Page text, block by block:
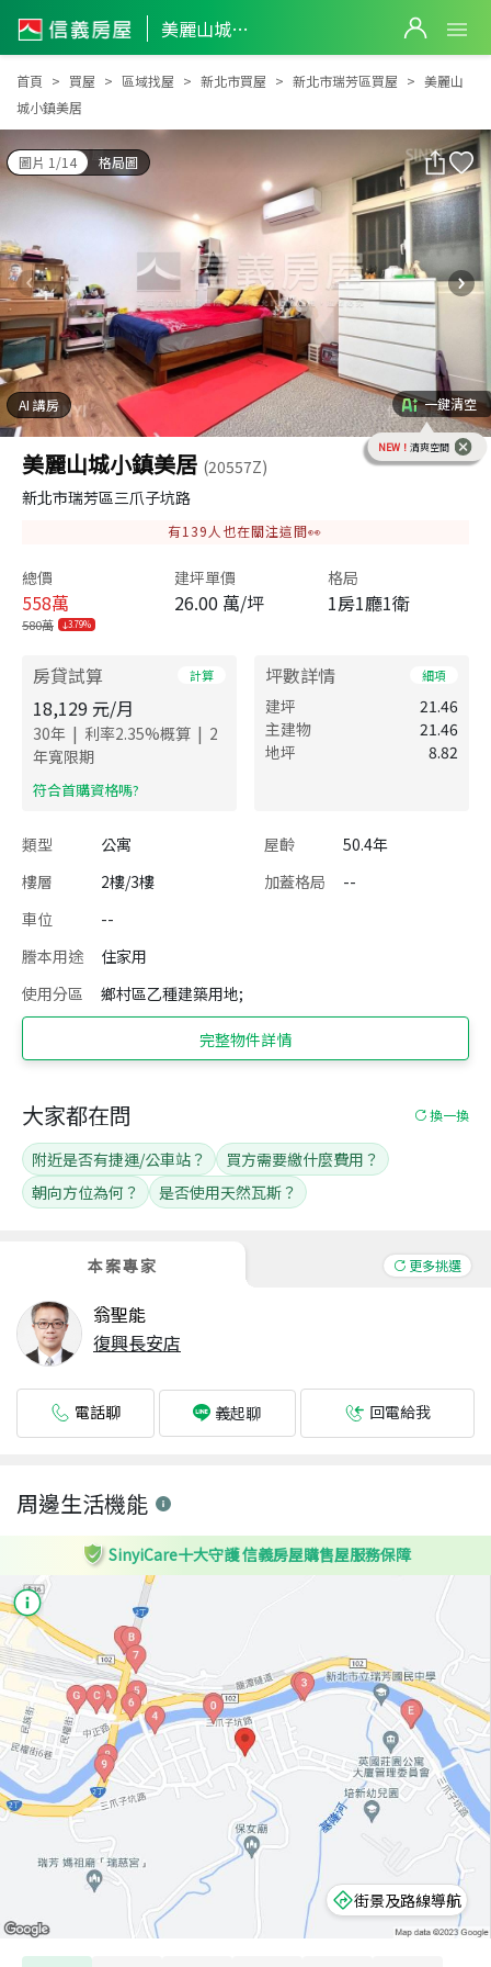
美麗山城小鎮美居
美麗山城小鎮美居
首頁 買屋 區域找屋 新北市買屋 新北市瑞芳區買屋
美麗山
城小鎮美居
圖片 1/14 格局圖
AI 講房 一鍵清空
NEW！ 清爽空間
美麗山城小鎮美居 (20557Z)
新北市瑞芳區三爪子坑路
有139 人也在關注這間👀
總價
558萬
580萬 3.79%
建坪單價
26.00 萬/坪
格局
1房1廳1衛
房貸試算 計算
18,129 元/月
30年 | 利率2.35%概算 | 2
年寬限期
​符合首購資格嗎?
坪數詳情 細項
建坪
21.46
主建物
21.46
地坪
8.82
類型 公寓 屋齡
50.4年
樓層
2樓/3樓 加蓋格局
--
車位
--
謄本用途
住家用
使用分區
鄉村區乙種建築用地;
完整物件詳情
本案專家 更多挑選
翁聖能
復興長安店
電話聊 義起聊 回電給我
大家都在問 換一換
附近是否有捷運/公車站？
買方需要繳什麼費用？
朝向方位為何？
是否使用天然瓦斯？
周邊生活機能
SinyiCare十大守護 信義房屋購售屋服務保障
街景及路線導航